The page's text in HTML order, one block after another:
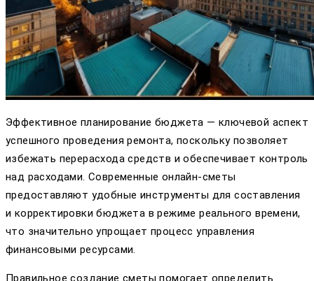
Эффективное планирование бюджета — ключевой аспект
успешного проведения ремонта, поскольку позволяет
избежать перерасхода средств и обеспечивает контроль
над расходами. Современные онлайн-сметы
предоставляют удобные инструменты для составления
и корректировки бюджета в режиме реального времени,
что значительно упрощает процесс управления
финансовыми ресурсами.